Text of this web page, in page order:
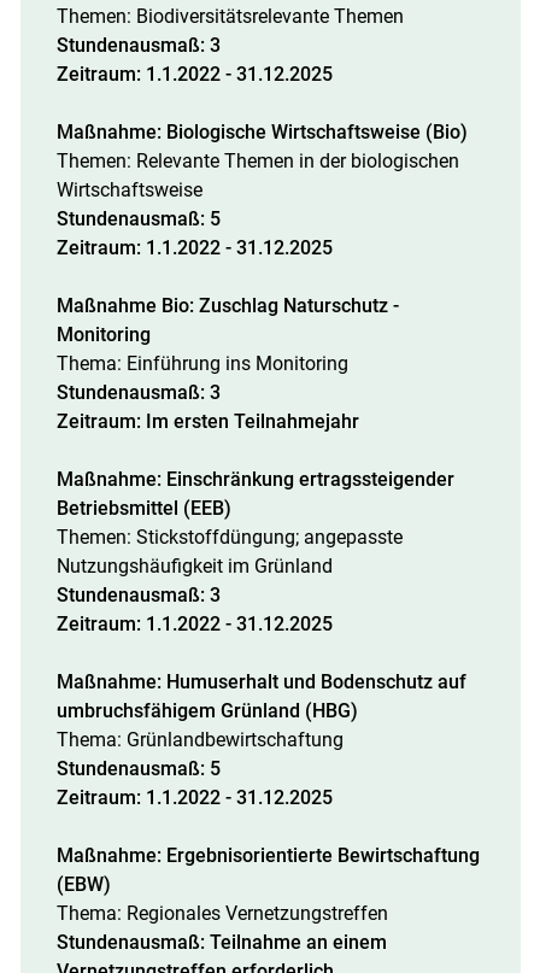
Themen: Biodiversitätsrelevante Themen
Stundenausmaß: 3
Zeitraum: 1.1.2022 - 31.12.2025
Maßnahme: Biologische Wirtschaftsweise (Bio)
Themen: Relevante Themen in der biologischen
Wirtschaftsweise
Stundenausmaß: 5
Zeitraum: 1.1.2022 - 31.12.2025
Maßnahme Bio: Zuschlag Naturschutz -
Monitoring
Thema: Einführung ins Monitoring
Stundenausmaß: 3
Zeitraum: Im ersten Teilnahmejahr
Maßnahme: Einschränkung ertragssteigender
Betriebsmittel (EEB)
Themen: Stickstoffdüngung; angepasste
Nutzungshäufigkeit im Grünland
Stundenausmaß: 3
Zeitraum: 1.1.2022 - 31.12.2025
Maßnahme: Humuserhalt und Bodenschutz auf
umbruchsfähigem Grünland (HBG)
Thema: Grünlandbewirtschaftung
Stundenausmaß: 5
Zeitraum: 1.1.2022 - 31.12.2025
Maßnahme: Ergebnisorientierte Bewirtschaftung
(EBW)
Thema: Regionales Vernetzungstreffen
Stundenausmaß: Teilnahme an einem